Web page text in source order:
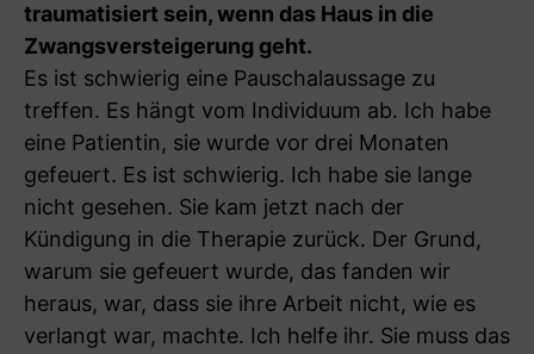
traumatisiert sein, wenn das Haus in die
Zwangsversteigerung geht.
Es ist schwierig eine Pauschalaussage zu
treffen. Es hängt vom Individuum ab. Ich habe
eine Patientin, sie wurde vor drei Monaten
gefeuert. Es ist schwierig. Ich habe sie lange
nicht gesehen. Sie kam jetzt nach der
Kündigung in die Therapie zurück. Der Grund,
warum sie gefeuert wurde, das fanden wir
heraus, war, dass sie ihre Arbeit nicht, wie es
verlangt war, machte. Ich helfe ihr. Sie muss das